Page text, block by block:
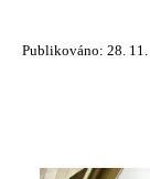
Publikováno: 28.